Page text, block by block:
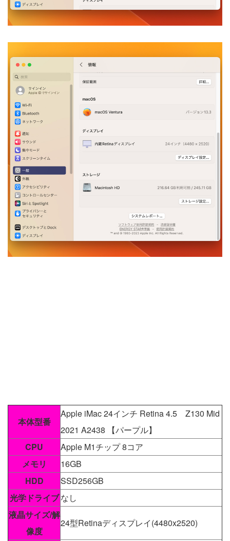
本体型番
Apple iMac 24インチ Retina 4.5 Z130 Mid
2021 A2438 【パープル】
CPU
Apple M1チップ 8コア
メモリ
16GB
HDD
SSD256GB
光学ドライブなし
液晶サイズ/解
像度
24型Retinaディスプレイ(4480x2520)